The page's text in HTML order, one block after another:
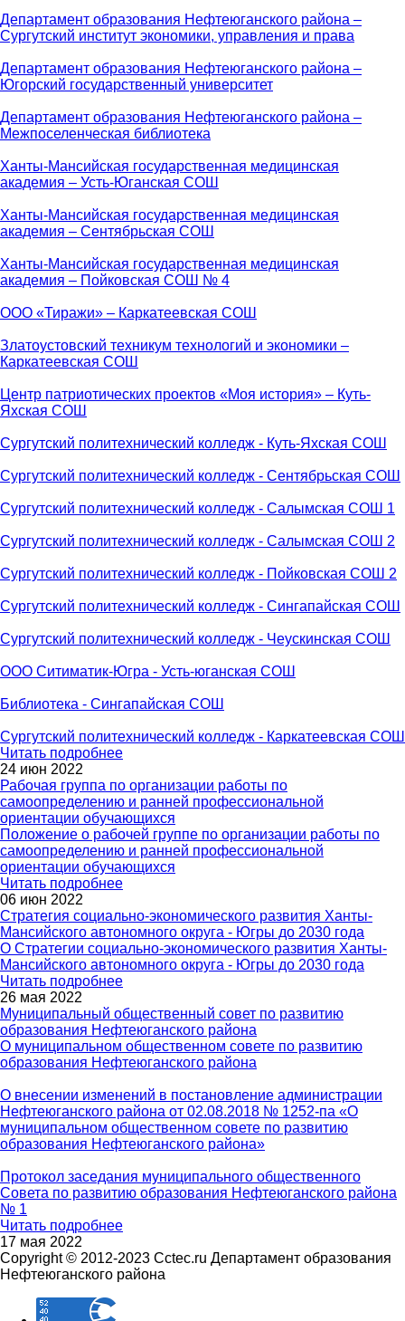
Департамент образования Нефтеюганского района –
Сургутский институт экономики, управления и права
Департамент образования Нефтеюганского района –
Югорский государственный университет
Департамент образования Нефтеюганского района –
Межпоселенческая библиотека
Ханты-Мансийская государственная медицинская
академия – Усть-Юганская СОШ
Ханты-Мансийская государственная медицинская
академия – Сентябрьская СОШ
Ханты-Мансийская государственная медицинская
академия – Пойковская СОШ № 4
ООО «Тиражи» – Каркатеевская СОШ
Златоустовский техникум технологий и экономики –
Каркатеевская СОШ
Центр патриотических проектов «Моя история» – Куть-
Яхская СОШ
Сургутский политехнический колледж - Куть-Яхская СОШ
Сургутский политехнический колледж - Сентябрьская СОШ
Сургутский политехнический колледж - Салымская СОШ 1
Сургутский политехнический колледж - Салымская СОШ 2
Сургутский политехнический колледж - Пойковская СОШ 2
Сургутский политехнический колледж - Сингапайская СОШ
Сургутский политехнический колледж - Чеускинская СОШ
ООО Ситиматик-Югра - Усть-юганская СОШ
Библиотека - Сингапайская СОШ
Сургутский политехнический колледж - Каркатеевская СОШ
Читать подробнее
24 июн 2022
Рабочая группа по организации работы по
самоопределению и ранней профессиональной
ориентации обучающихся
Положение о рабочей группе по организации работы по
самоопределению и ранней профессиональной
ориентации обучающихся
Читать подробнее
06 июн 2022
Стратегия социально-экономического развития Ханты-
Мансийского автономного округа - Югры до 2030 года
О Стратегии социально-экономического развития Ханты-
Мансийского автономного округа - Югры до 2030 года
Читать подробнее
26 мая 2022
Муниципальный общественный совет по развитию
образования Нефтеюганского района
О муниципальном общественном совете по развитию
образования Нефтеюганского района
О внесении изменений в постановление администрации
Нефтеюганского района от 02.08.2018 № 1252-па «О
муниципальном общественном совете по развитию
образования Нефтеюганского района»
Протокол заседания муниципального общественного
Совета по развитию образования Нефтеюганского района
№ 1
Читать подробнее
17 мая 2022
Copyright © 2012-2023 Cctec.ru Департамент образования
Нефтеюганского района